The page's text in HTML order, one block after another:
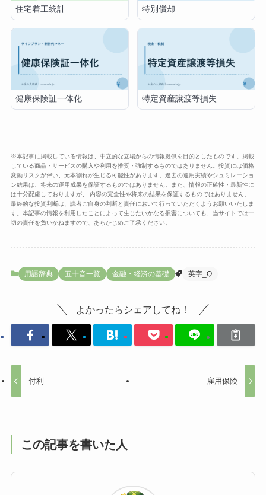
住宅着工統計 特別償却
健康保険証一体化 特定資産譲渡等損失
※本記事に掲載している情報は、中立的な立場からの情報提供を目的としたものです。掲載
している商品・サービスの購入や利用を推奨・強制するものではありません。投資には価格
変動リスクが伴い、元本割れが生じる可能性があります。過去の運用実績やシュミレーショ
ン結果は、将来の運用成果を保証するものではありません。また、情報の正確性・最新性に
は十分配慮しておりますが、 内容の完全性や将来の結果を保証するものではありません。
最終的な投資判断は、読者ご自身の判断と責任において行っていただくようお願いいたしま
す。本記事の情報を利用したことによって生じたいかなる損害についても、当サイトでは一
切の責任を負いかねますので、あらかじめご了承ください。
用語辞典 五十音一覧 金融・経済の基礎 英字_Q
よかったらシェアしてね！
付利 雇用保険
この記事を書いた人